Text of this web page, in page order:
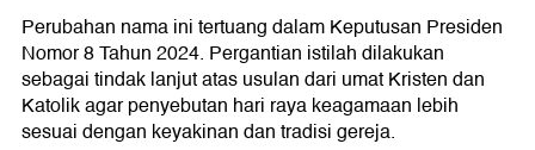
Perubahan nama ini tertuang dalam Keputusan Presiden
Nomor 8 Tahun 2024. Pergantian istilah dilakukan
sebagai tindak lanjut atas usulan dari umat Kristen dan
Katolik agar penyebutan hari raya keagamaan lebih
sesuai dengan keyakinan dan tradisi gereja.